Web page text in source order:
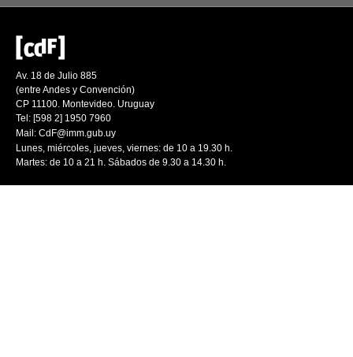
Av. 18 de Julio 885
(entre Andes y Convención)
CP 11100. Montevideo. Uruguay
Tel: [598 2] 1950 7960
Mail: CdF@imm.gub.uy
Lunes, miércoles, jueves, viernes: de 10 a 19.30 h.
Martes: de 10 a 21 h. Sábados de 9.30 a 14.30 h.